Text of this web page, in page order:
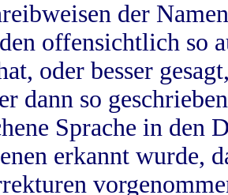
der
offensichtlich so
oder besser
dann so
Sprache in
erkannt wurde,